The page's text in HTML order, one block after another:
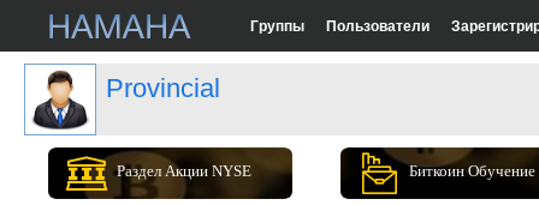
Группы Пользователи
Provincial
Раздел Акции NYSE Биткоин Обучение